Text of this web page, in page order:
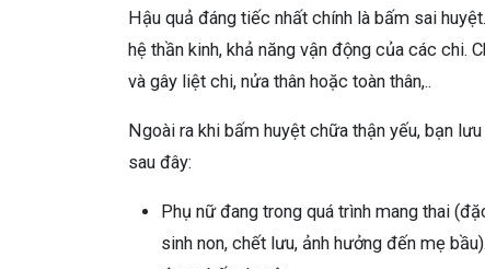
Hậu quả đáng tiếc nhất chính là bấm sai
hệ thần kinh, khả năng vận động của các chi.
và gây liệt chi, nửa thân hoặc toàn thân,..
Ngoài ra khi bấm huyệt chữa thận yếu, bạn
sau đây:
Phụ nữ đang trong quá trình mang thai
sinh non, chết lưu, ảnh hưởng đến mẹ